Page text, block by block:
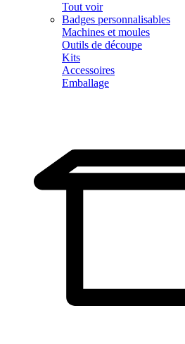
Tout voir
Badges personnalisables
Machines et moules
Outils de découpe
Kits
Accessoires
Emballage